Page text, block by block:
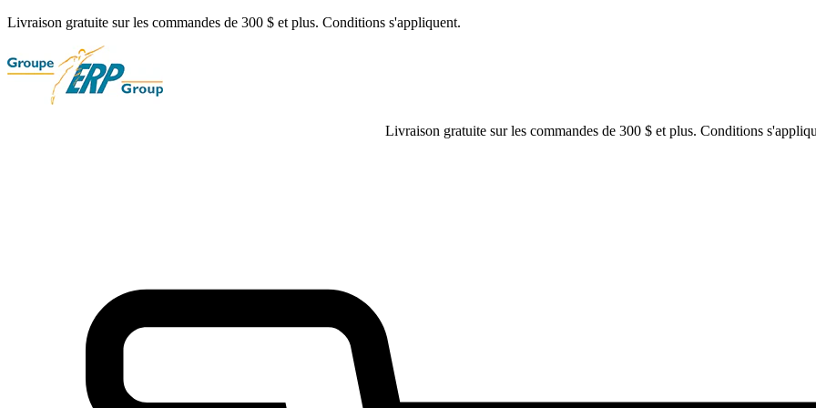
Livraison gratuite sur les commandes de 300 $ et plus. Conditions s'appliquent.
Livraison gratuite sur les commandes de 300 $ et plus. Conditions